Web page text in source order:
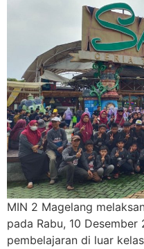
MIN 2 Magelang
pada Rabu, 10
pembelajaran di luar